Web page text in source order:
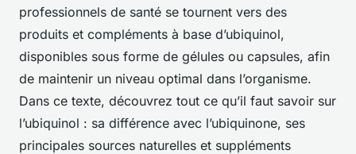
professionnels de santé se tournent vers des
produits et compléments à base d’ubiquinol,
disponibles sous forme de gélules ou capsules, afin
de maintenir un niveau optimal dans l’organisme.
Dans ce texte, découvrez tout ce qu’il faut savoir sur
l’ubiquinol : sa différence avec l’ubiquinone, ses
principales sources naturelles et suppléments